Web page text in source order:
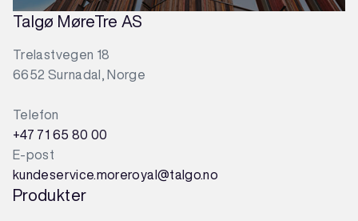
Talgø MøreTre AS
Trelastvegen 18
6652 Surnadal, Norge
Telefon
+47 71 65 80 00
E-post
kundeservice.moreroyal@talgo.no
Produkter